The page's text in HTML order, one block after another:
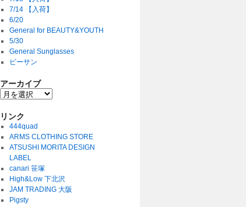
7/14 【入荷】
6/20
General for BEAUTY&YOUTH
5/30
General Sunglasses
ビーサン
アーカイブ
リンク
444quad
ARMS CLOTHING STORE
ATSUSHI MORITA DESIGN
LABEL
canari 笹塚
High&Low 下北沢
JAM TRADING 大阪
Pigsty